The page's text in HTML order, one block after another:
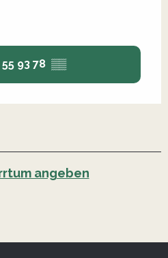
55 93 78 ▒▒
angeben